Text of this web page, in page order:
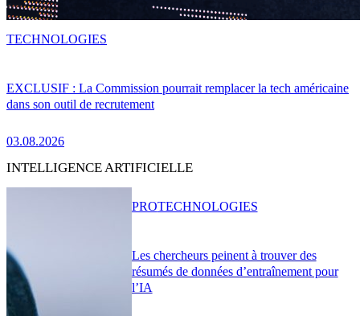
EXCLUSIF : La Commission pourrait remplacer la tech américaine
dans son outil de recrutement
03.08.2026
TECHNOLOGIES
INTELLIGENCE ARTIFICIELLE
Les chercheurs peinent à trouver des
résumés de données d’entraînement pour
l’IA
PROTECHNOLOGIES